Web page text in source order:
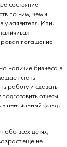
состояние
по ним, чем и
у заявителя. Или,
погашение
наличие бизнеса в
стать
работу и сдавать
отчеты
в пенсионный фонд,
обо всех детях,
еще не